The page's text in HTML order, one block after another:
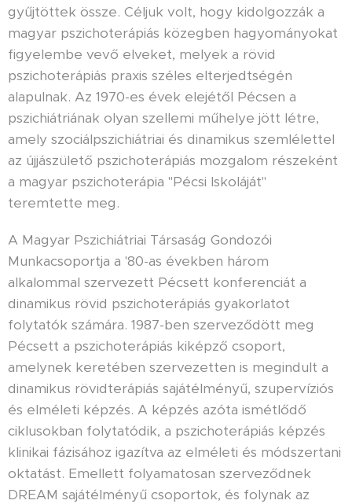
gyűjtöttek össze. Céljuk volt, hogy kidolgozzák a
magyar pszichoterápiás közegben hagyományokat
figyelembe vevő elveket, melyek a rövid
pszichoterápiás praxis széles elterjedtségén
alapulnak. Az 1970-es évek elejétől Pécsen a
pszichiátriának olyan szellemi műhelye jött létre,
amely szociálpszichiátriai és dinamikus szemlélettel
az újjászülető pszichoterápiás mozgalom részeként
a magyar pszichoterápia "Pécsi Iskoláját"
teremtette meg.
A Magyar Pszichiátriai Társaság Gondozói
Munkacsoportja a '80-as években három
alkalommal szervezett Pécsett konferenciát a
dinamikus rövid pszichoterápiás gyakorlatot
folytatók számára. 1987-ben szerveződött meg
Pécsett a pszichoterápiás kiképző csoport,
amelynek keretében szervezetten is megindult a
dinamikus rövidterápiás sajátélményű, szupervíziós
és elméleti képzés. A képzés azóta ismétlődő
ciklusokban folytatódik, a pszichoterápiás képzés
klinikai fázisához igazítva az elméleti és módszertani
oktatást. Emellett folyamatosan szerveződnek
DREAM sajátélményű csoportok, és folynak az